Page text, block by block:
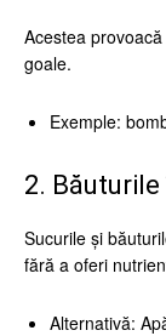
Acestea
goale.
Exemple:
2.
Sucurile și
fără a oferi
Alternativă: